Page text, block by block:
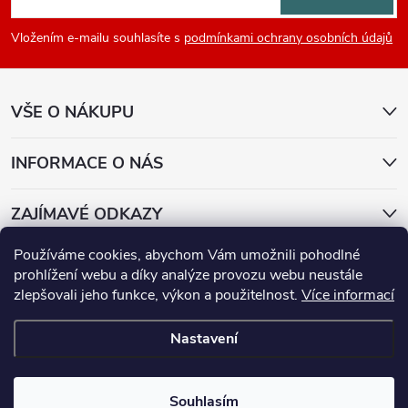
Používáme cookies, abychom Vám umožnili pohodlné
prohlížení webu a díky analýze provozu webu neustále
zlepšovali jeho funkce, výkon a použitelnost. Více informací
Nastavení
Souhlasím
p
a
Vložením e-mailu souhlasíte s podmínkami ochrany osobních údajů
VŠE O NÁKUPU
INFORMACE O NÁS
ZAJÍMAVÉ ODKAZY
Přijímáme online platby
Copyright 2026E-lenovo. Všechna práva vyhrazena.